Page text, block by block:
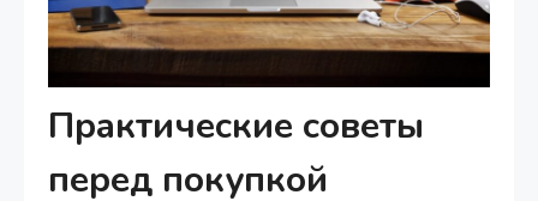
Практические советы
перед покупкой